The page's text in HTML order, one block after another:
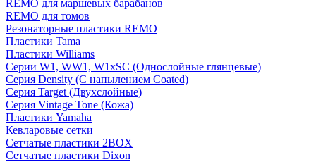
REMO для маршевых барабанов
REMO для томов
Резонаторные пластики REMO
Пластики Tama
Пластики Williams
Серии W1, WW1, W1xSC (Однослойные глянцевые)
Серия Density (C напылением Coated)
Серия Target (Двухслойные)
Серия Vintage Tone (Кожа)
Пластики Yamaha
Кевларовые сетки
Сетчатые пластики 2BOX
Сетчатые пластики Dixon